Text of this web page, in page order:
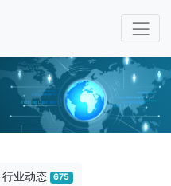
行业动态 675